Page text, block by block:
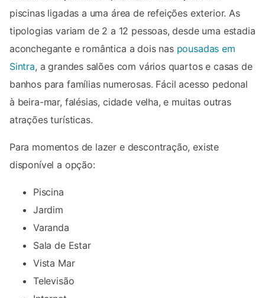
piscinas ligadas a uma área de refeições exterior. As
tipologias variam de 2 a 12 pessoas, desde uma estadia
aconchegante e romântica a dois nas pousadas em
Sintra, a grandes salões com vários quartos e casas de
banhos para famílias numerosas. Fácil acesso pedonal
à beira-mar, falésias, cidade velha, e muitas outras
atrações turísticas.
Para momentos de lazer e descontração, existe
disponível a opção:
Piscina
Jardim
Varanda
Sala de Estar
Vista Mar
Televisão